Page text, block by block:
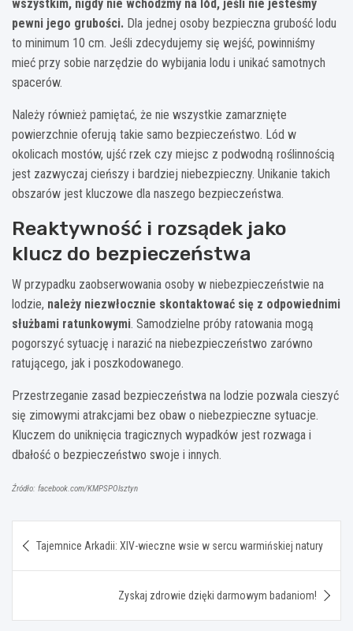
wszystkim, nigdy nie wchodźmy na lód, jeśli nie jesteśmy
pewni jego grubości. Dla jednej osoby bezpieczna grubość lodu
to minimum 10 cm. Jeśli zdecydujemy się wejść, powinniśmy
mieć przy sobie narzędzie do wybijania lodu i unikać samotnych
spacerów.
Należy również pamiętać, że nie wszystkie zamarznięte
powierzchnie oferują takie samo bezpieczeństwo. Lód w
okolicach mostów, ujść rzek czy miejsc z podwodną roślinnością
jest zazwyczaj cieńszy i bardziej niebezpieczny. Unikanie takich
obszarów jest kluczowe dla naszego bezpieczeństwa.
Reaktywność i rozsądek jako
klucz do bezpieczeństwa
W przypadku zaobserwowania osoby w niebezpieczeństwie na
lodzie, należy niezwłocznie skontaktować się z odpowiednimi
służbami ratunkowymi. Samodzielne próby ratowania mogą
pogorszyć sytuację i narazić na niebezpieczeństwo zarówno
ratującego, jak i poszkodowanego.
Przestrzeganie zasad bezpieczeństwa na lodzie pozwala cieszyć
się zimowymi atrakcjami bez obaw o niebezpieczne sytuacje.
Kluczem do uniknięcia tragicznych wypadków jest rozwaga i
dbałość o bezpieczeństwo swoje i innych.
Źródło: facebook.com/KMPSPOlsztyn
wpisu
Tajemnice Arkadii: XIV-wieczne wsie w sercu warmińskiej natury
Zyskaj zdrowie dzięki darmowym badaniom!